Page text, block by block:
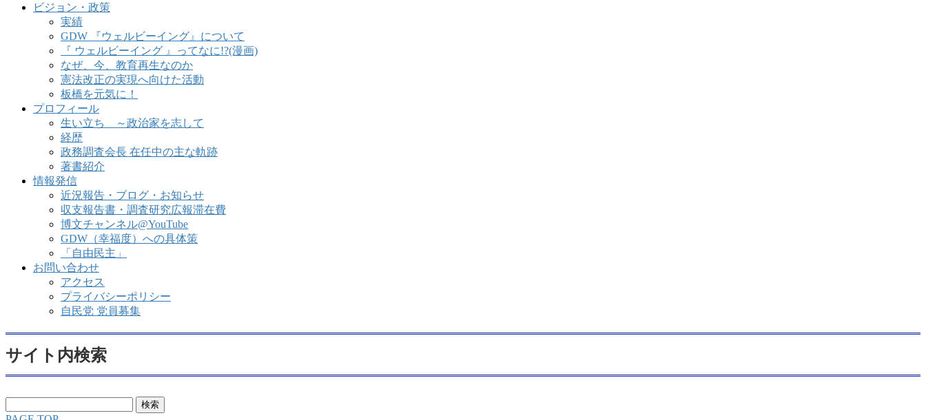
ビジョン・政策
実績
GDW 『ウェルビーイング』について
『 ウェルビーイング 』ってなに!?(漫画)
なぜ、今、教育再生なのか
憲法改正の実現へ向けた活動
板橋を元気に！
プロフィール
生い立ち ～政治家を志して
経歴
政務調査会長 在任中の主な軌跡
著書紹介
情報発信
近況報告・ブログ・お知らせ
収支報告書・調査研究広報滞在費
博文チャンネル@YouTube
GDW（幸福度）への具体策
「自由民主」
お問い合わせ
アクセス
プライバシーポリシー
自民党 党員募集
サイト内検索
索: